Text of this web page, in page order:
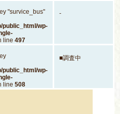
"survice_bus"
public_html/wp-
line 497
-
public_html/wp-
line 508
■調査中